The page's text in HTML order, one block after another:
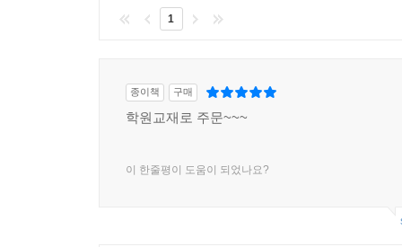
1
종이책 구매
학원교재로 주문~~~
이 한줄평이 도움이 되었나요?